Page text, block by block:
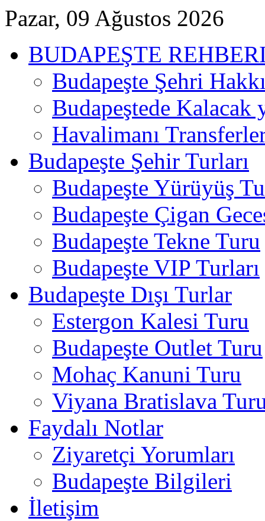
Pazar, 09 Ağustos 2026
BUDAPEŞTE
Budapeşte Şehri
Budapeştede Kalacak
Havalimanı
Budapeşte Şehir Turları
Budapeşte Yürüyüş
Budapeşte Çigan
Budapeşte Tekne Turu
Budapeşte VIP Turları
Budapeşte Dışı Turlar
Estergon Kalesi Turu
Budapeşte Outlet Turu
Mohaç Kanuni Turu
Viyana Bratislava
Faydalı Notlar
Ziyaretçi Yorumları
Budapeşte Bilgileri
İletişim